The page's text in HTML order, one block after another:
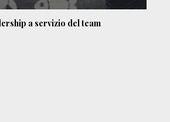
a servizio del team